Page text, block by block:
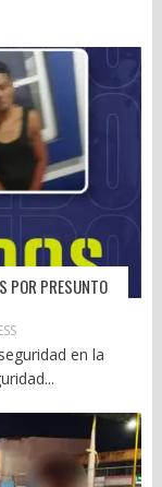
POR PRESUNTO
en la